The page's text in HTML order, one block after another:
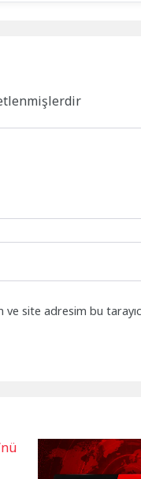
site adresim bu